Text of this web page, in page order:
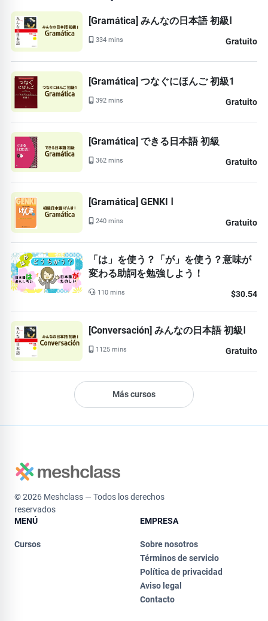
[Gramática] みんなの日本語 初級Ⅰ
334 mins Gratuito
[Gramática] つなぐにほんご 初級1
392 mins Gratuito
[Gramática] できる日本語 初級
362 mins Gratuito
[Gramática] GENKI Ⅰ
240 mins Gratuito
「は」を使う？「が」を使う？意味が
変わる助詞を勉強しよう！
110 mins $30.54
[Conversación] みんなの日本語 初級Ⅰ
1125 mins Gratuito
Más cursos
© 2026 Meshclass — Todos los derechos
reservados
MENÚ
Cursos
EMPRESA
Sobre nosotros
Términos de servicio
Política de privacidad
Aviso legal
Contacto